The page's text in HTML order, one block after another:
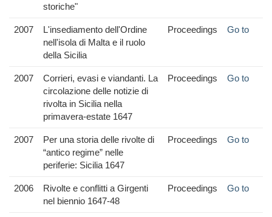
storiche"
2007
L'insediamento dell'Ordine
nell'isola di Malta e il ruolo
della Sicilia
Proceedings Go to
2007
Corrieri, evasi e viandanti. La
circolazione delle notizie di
rivolta in Sicilia nella
primavera-estate 1647
Proceedings Go to
2007
Per una storia delle rivolte di
“antico regime” nelle
periferie: Sicilia 1647
Proceedings Go to
2006
Rivolte e conflitti a Girgenti
nel biennio 1647-48
Proceedings Go to